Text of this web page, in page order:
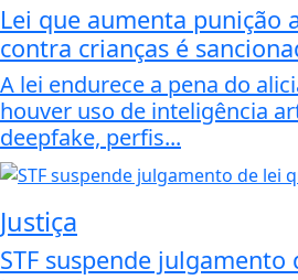
Lei que aumenta punição
contra crianças é
A lei endurece a pena do
houver uso de inteligência
deepfake, perfis...
Justiça
STF suspende